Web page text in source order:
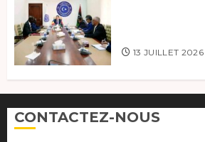
13 JUILLET 2026
CONTACTEZ-NOUS